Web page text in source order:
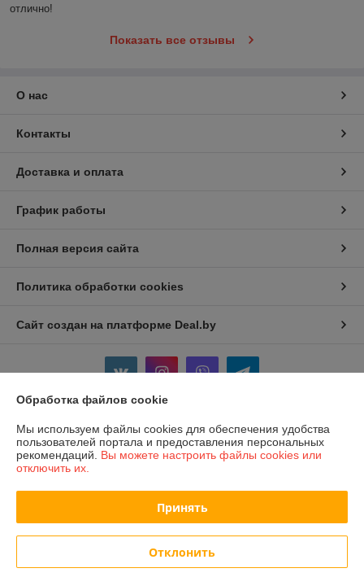
отлично!
Показать все отзывы
О нас
Контакты
Доставка и оплата
График работы
Полная версия сайта
Политика обработки cookies
Сайт создан на платформе Deal.by
Информация для покупателя
Юридическое лицо:ЧПТУП "Конорев М.В."
г. Слоним, ул. Синичкина, 6
УНП: 590316022
Регистрационный орган: ИМНС Слонимского района
Обработка файлов cookie
Мы используем файлы cookies для обеспечения удобства
пользователей портала и предоставления персональных
рекомендаций. Вы можете настроить файлы cookies или
отключить их.
Принять
Отклонить